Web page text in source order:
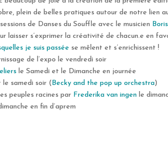
plein de belles pratiques autour de notre lien
de Danses du Souffle avec le musicien
laisser s’exprimer la créativité de chacun.e en
je suis passée se mêlent et s’enrichissent !
de l’expo le vendredi soir
le Samedi et le Dimanche en journée
le samedi soir ( Becky and the pop up orchestra)
peuples racines par Frederika van ingen le
en fin d’aprem